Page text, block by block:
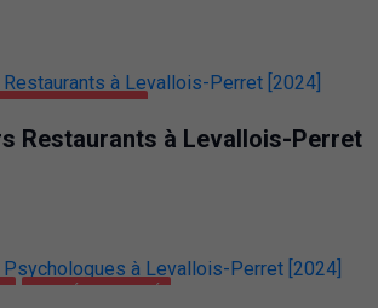
Restaurants à Levallois-Perret